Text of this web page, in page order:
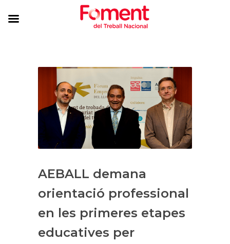
AEBALL demana
orientació professional
en les primeres etapes
educatives per